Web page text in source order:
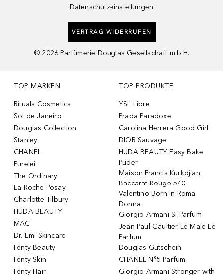
Datenschutzeinstellungen
VERTRAG WIDERRUFEN
© 2026 Parfümerie Douglas Gesellschaft m.b.H.
TOP MARKEN
Rituals Cosmetics
Sol de Janeiro
Douglas Collection
Stanley
CHANEL
Purelei
The Ordinary
La Roche-Posay
Charlotte Tilbury
HUDA BEAUTY
MAC
Dr. Emi Skincare
Fenty Beauty
Fenty Skin
Fenty Hair
TOP PRODUKTE
YSL Libre
Prada Paradoxe
Carolina Herrera Good Girl
DIOR Sauvage
HUDA BEAUTY Easy Bake
Puder
Maison Francis Kurkdjian
Baccarat Rouge 540
Valentino Born In Roma
Donna
Giorgio Armani Si Parfum
Jean Paul Gaultier Le Male Le
Parfum
Douglas Gutschein
CHANEL N°5 Parfum
Giorgio Armani Stronger with